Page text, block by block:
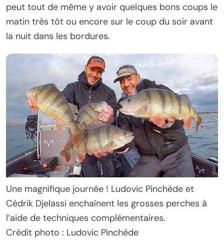
peut tout de même y avoir quelques bons coups le
matin très tôt ou encore sur le coup du soir avant
la nuit dans les bordures.
Une magnifique journée ! Ludovic Pinchède et
Cédrik Djelassi enchaînent les grosses perches à
l’aide de techniques complémentaires.
Crédit photo : Ludovic Pinchède